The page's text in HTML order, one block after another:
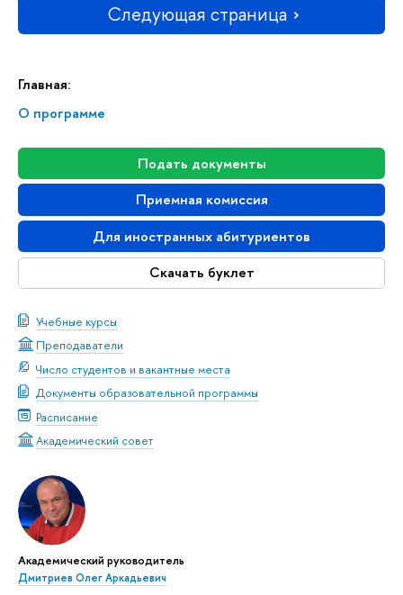
Главная:
О программе
Подать документы
Приемная комиссия
Для иностранных абитуриентов
Скачать буклет
Учебные курсы
Преподаватели
Число студентов и вакантные места
Документы образовательной программы
Расписание
Академический совет
Академический руководитель
Дмитриев Олег Аркадьевич
Следующая страница